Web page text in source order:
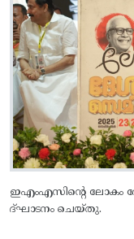
ഇഎംഎസിന്റെ ലോകം
ദ്ഘാടനം ചെയ്തു.